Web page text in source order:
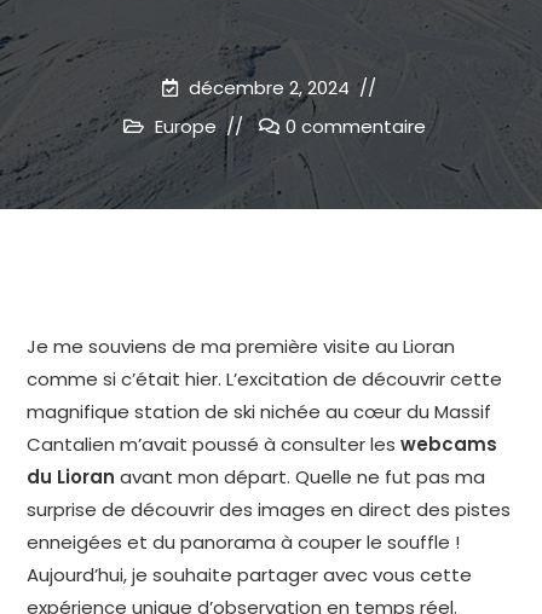
décembre 2, 2024
Europe
0 commentaire
Je me souviens de ma première visite au Lioran
comme si c’était hier. L’excitation de découvrir cette
magnifique station de ski nichée au cœur du Massif
Cantalien m’avait poussé à consulter leswebcams
du Lioran avant mon départ. Quelle ne fut pas ma
surprise de découvrir des images en direct des pistes
enneigées et du panorama à couper le souffle !
Aujourd’hui, je souhaite partager avec vous cette
expérience unique d’observation en temps réel.